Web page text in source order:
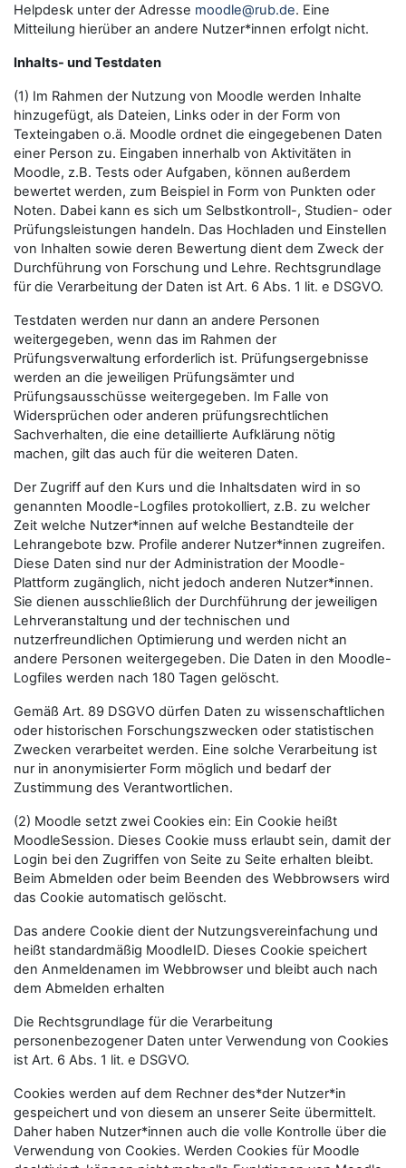
Helpdesk unter der Adresse moodle@rub.de. Eine
Mitteilung hierüber an andere Nutzer*innen erfolgt nicht.
Inhalts- und Testdaten
(1) Im Rahmen der Nutzung von Moodle werden Inhalte
hinzugefügt, als Dateien, Links oder in der Form von
Texteingaben o.ä. Moodle ordnet die eingegebenen Daten
einer Person zu. Eingaben innerhalb von Aktivitäten in
Moodle, z.B. Tests oder Aufgaben, können außerdem
bewertet werden, zum Beispiel in Form von Punkten oder
Noten. Dabei kann es sich um Selbstkontroll-, Studien- oder
Prüfungsleistungen handeln. Das Hochladen und Einstellen
von Inhalten sowie deren Bewertung dient dem Zweck der
Durchführung von Forschung und Lehre. Rechtsgrundlage
für die Verarbeitung der Daten ist Art. 6 Abs. 1 lit. e DSGVO.
Testdaten werden nur dann an andere Personen
weitergegeben, wenn das im Rahmen der
Prüfungsverwaltung erforderlich ist. Prüfungsergebnisse
werden an die jeweiligen Prüfungsämter und
Prüfungsausschüsse weitergegeben. Im Falle von
Widersprüchen oder anderen prüfungsrechtlichen
Sachverhalten, die eine detaillierte Aufklärung nötig
machen, gilt das auch für die weiteren Daten.
Der Zugriff auf den Kurs und die Inhaltsdaten wird in so
genannten Moodle-Logfiles protokolliert, z.B. zu welcher
Zeit welche Nutzer*innen auf welche Bestandteile der
Lehrangebote bzw. Profile anderer Nutzer*innen zugreifen.
Diese Daten sind nur der Administration der Moodle-
Plattform zugänglich, nicht jedoch anderen Nutzer*innen.
Sie dienen ausschließlich der Durchführung der jeweiligen
Lehrveranstaltung und der technischen und
nutzerfreundlichen Optimierung und werden nicht an
andere Personen weitergegeben. Die Daten in den Moodle-
Logfiles werden nach 180 Tagen gelöscht.
Gemäß Art. 89 DSGVO dürfen Daten zu wissenschaftlichen
oder historischen Forschungszwecken oder statistischen
Zwecken verarbeitet werden. Eine solche Verarbeitung ist
nur in anonymisierter Form möglich und bedarf der
Zustimmung des Verantwortlichen.
(2) Moodle setzt zwei Cookies ein: Ein Cookie heißt
MoodleSession. Dieses Cookie muss erlaubt sein, damit der
Login bei den Zugriffen von Seite zu Seite erhalten bleibt.
Beim Abmelden oder beim Beenden des Webbrowsers wird
das Cookie automatisch gelöscht.
Das andere Cookie dient der Nutzungsvereinfachung und
heißt standardmäßig MoodleID. Dieses Cookie speichert
den Anmeldenamen im Webbrowser und bleibt auch nach
dem Abmelden erhalten
Die Rechtsgrundlage für die Verarbeitung
personenbezogener Daten unter Verwendung von Cookies
ist Art. 6 Abs. 1 lit. e DSGVO.
Cookies werden auf dem Rechner des*der Nutzer*in
gespeichert und von diesem an unserer Seite übermittelt.
Daher haben Nutzer*innen auch die volle Kontrolle über die
Verwendung von Cookies. Werden Cookies für Moodle